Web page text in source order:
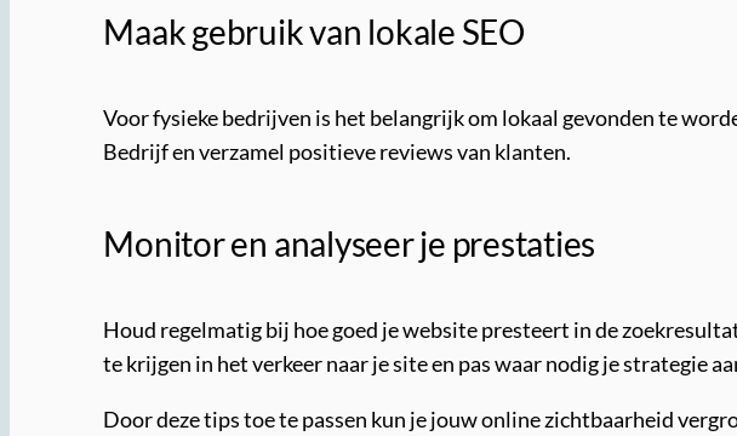
Maak gebruik van lokale SEO
Voor fysieke bedrijven is het belangrijk om lokaal gevonden te
Bedrijf en verzamel positieve reviews van klanten.
Monitor en analyseer je prestaties
Houd regelmatig bij hoe goed je website presteert in de
te krijgen in het verkeer naar je site en pas waar nodig je strategie
Door deze tips toe te passen kun je jouw online zichtbaarheid